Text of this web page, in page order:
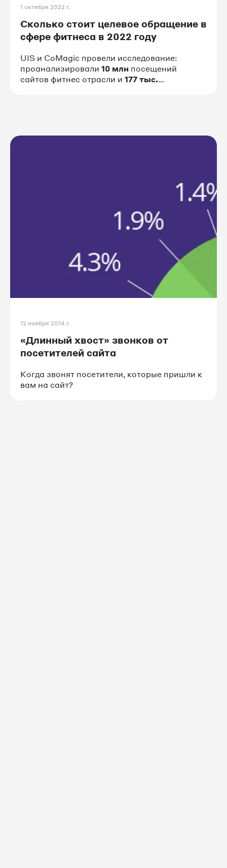
1 октября 2022 г.
Сколько стоит целевое обращение в
сфере фитнеса в 2022 году
UIS и CoMagic провели исследование:
проанализировали 10 млн посещений
сайтов фитнес отрасли и 177 тыс.
12 ноября 2014 г.
«Длинный хвост» звонков от
посетителей сайта
Когда звонят посетители, которые пришли к
вам на сайт?